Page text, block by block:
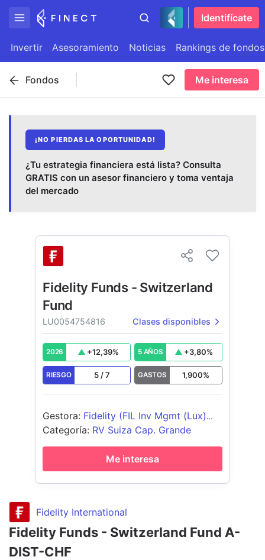
Identifícate
Invertir Asesoramiento Noticias Rankings de fondos
Fondos Me interesa
¡NO PIERDAS LA OPORTUNIDAD!
¿Tu estrategia financiera está lista? Consulta
GRATIS con un asesor financiero y toma ventaja
del mercado
Fidelity International
Fidelity Funds - Switzerland Fund A-
DIST-CHF
Fidelity Funds - Switzerland
Fund
LU0054754816 Clases disponibles
2026 +12,39% 5 AÑOS +3,80%
RIESGO 5 /7 GASTOS 1,900%
Gestora: Fidelity (FIL Inv Mgmt (Lux)
S.A.)
Categoría: RV Suiza Cap. Grande
Me interesa